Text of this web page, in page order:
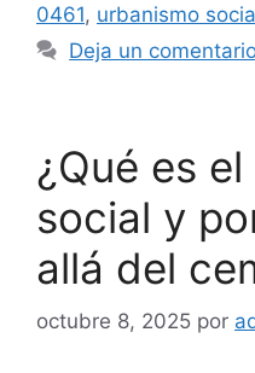
0461, urbanismo
Deja un
¿Qué es
social y
allá del
octubre 8, 2025 por